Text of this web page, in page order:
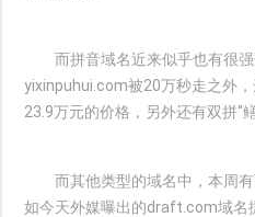
而拼音域名近来似乎也有很强
yixinpuhui.com被20万秒走之外
23.9万元的价格，另外还有双拼“
而其他类型的域名中，本周有
如今天外媒曝出的draft.com域名